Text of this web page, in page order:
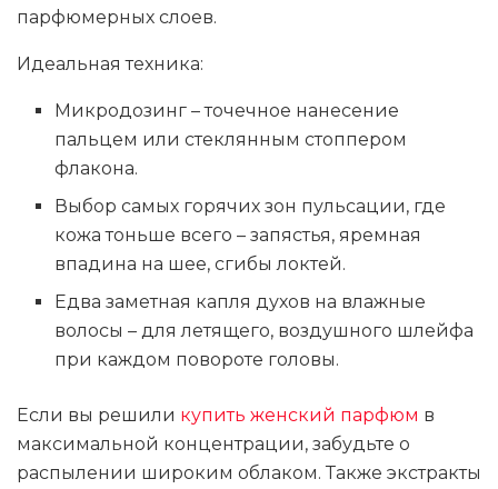
парфюмерных слоев.
Идеальная техника:
Микродозинг – точечное нанесение
пальцем или стеклянным стоппером
флакона.
Выбор самых горячих зон пульсации, где
кожа тоньше всего – запястья, яремная
впадина на шее, сгибы локтей.
Едва заметная капля духов на влажные
волосы – для летящего, воздушного шлейфа
при каждом повороте головы.
Если вы решили купить женский парфюм в
максимальной концентрации, забудьте о
распылении широким облаком. Также экстракты